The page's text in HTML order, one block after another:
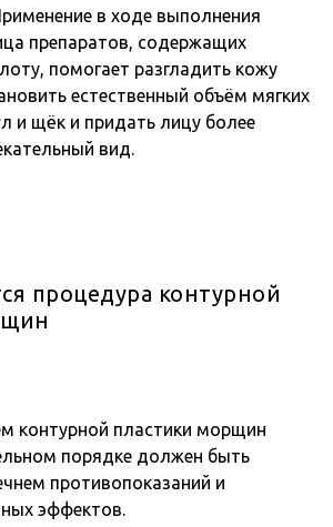
в ходе выполнения
препаратов, содержащих
помогает разгладить кожу
естественный объём мягких
и щёк и придать лицу более
вид.
процедура контурной
контурной пластики морщин
порядке должен быть
противопоказаний и
эффектов.